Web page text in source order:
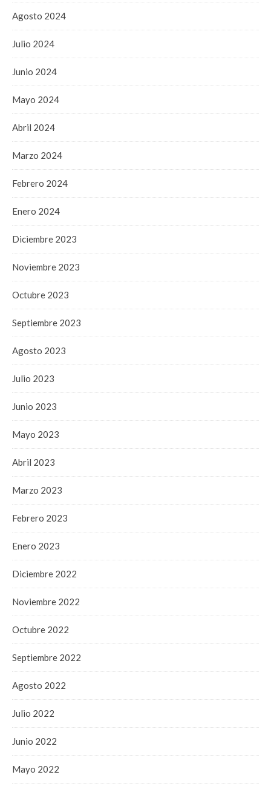
Agosto 2024
Julio 2024
Junio 2024
Mayo 2024
Abril 2024
Marzo 2024
Febrero 2024
Enero 2024
Diciembre 2023
Noviembre 2023
Octubre 2023
Septiembre 2023
Agosto 2023
Julio 2023
Junio 2023
Mayo 2023
Abril 2023
Marzo 2023
Febrero 2023
Enero 2023
Diciembre 2022
Noviembre 2022
Octubre 2022
Septiembre 2022
Agosto 2022
Julio 2022
Junio 2022
Mayo 2022